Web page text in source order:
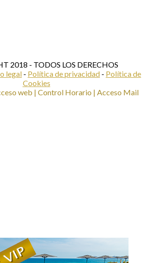
2018 - TODOS LOS DERECHOS
legal - Política de privacidad - Política de
Cookies
web | Control Horario | Acceso Mail